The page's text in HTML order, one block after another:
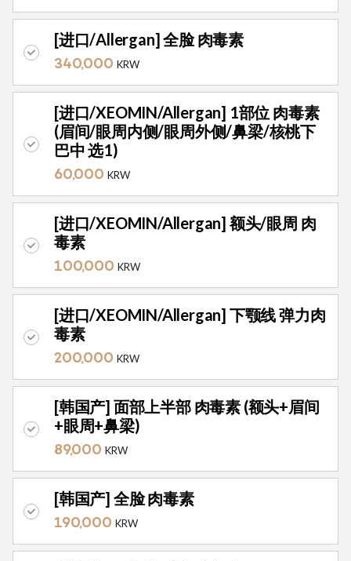
[进口/Allergan] 全脸 肉毒素
340,000 KRW
[进口/XEOMIN/Allergan] 1部位 肉毒素
(眉间/眼周内侧/眼周外侧/鼻梁/核桃下
巴中 选1)
60,000 KRW
[进口/XEOMIN/Allergan] 额头/眼周 肉
毒素
100,000 KRW
[进口/XEOMIN/Allergan] 下颚线 弹力肉
毒素
200,000 KRW
[韩国产] 面部上半部 肉毒素 (额头+眉间
+眼周+鼻梁)
89,000 KRW
[韩国产] 全脸 肉毒素
190,000 KRW